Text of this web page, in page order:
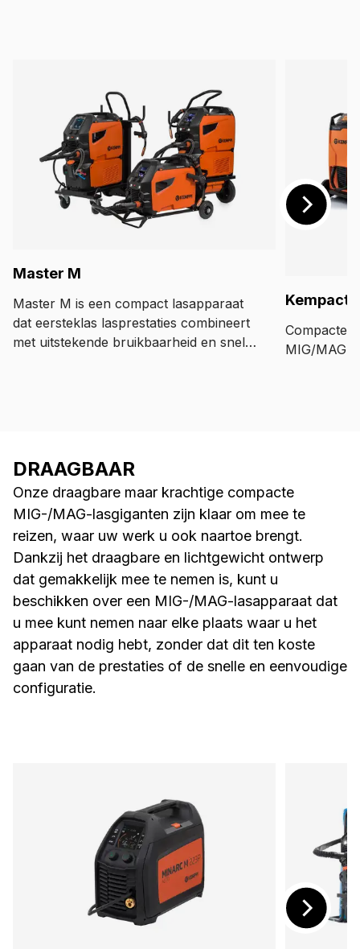
Master M
Master M is een compact lasapparaat
dat eersteklas lasprestaties combineert
met uitstekende bruikbaarheid en snelle
Kempact
Compacte
MIG/MAG-
DRAAGBAAR
Onze draagbare maar krachtige compacte
MIG-/MAG-lasgiganten zijn klaar om mee te
reizen, waar uw werk u ook naartoe brengt.
Dankzij het draagbare en lichtgewicht ontwerp
dat gemakkelijk mee te nemen is, kunt u
beschikken over een MIG-/MAG-lasapparaat dat
u mee kunt nemen naar elke plaats waar u het
apparaat nodig hebt, zonder dat dit ten koste
gaan van de prestaties of de snelle en eenvoudige
configuratie.